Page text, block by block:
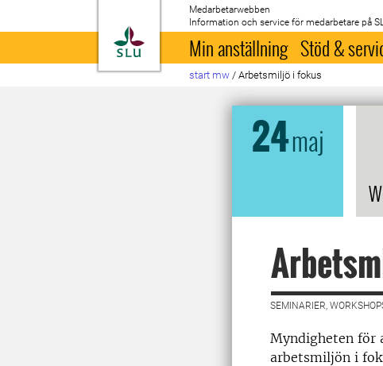
Till startsida
Medarbetarwebben
Information och service för medarbetare på
Min anställning Stöd &
start mw / Arbetsmiljö i fokus
24maj
SEMINARIER,
Myndigheten för
arbetsmiljön i